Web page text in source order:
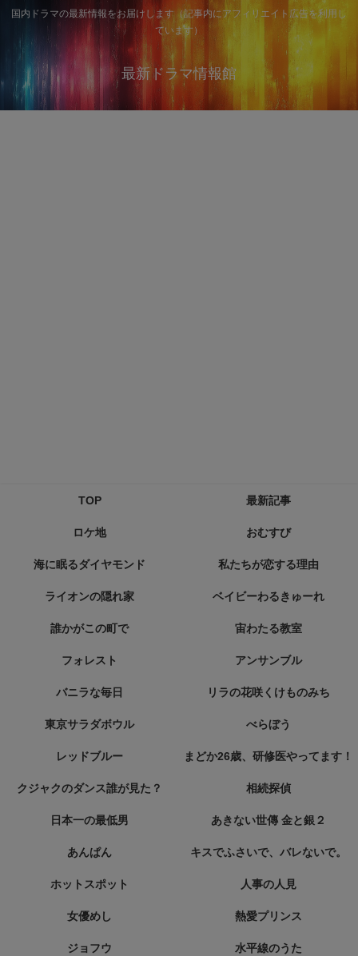
国内ドラマの最新情報をお届けします（記事内にアフィリエイト広告を利用し
ています）
最新ドラマ情報館
TOP 最新記事
ロケ地 おむすび
海に眠るダイヤモンド 私たちが恋する理由
ライオンの隠れ家 ベイビーわるきゅーれ
誰かがこの町で 宙わたる教室
フォレスト アンサンブル
バニラな毎日 リラの花咲くけものみち
東京サラダボウル べらぼう
レッドブルー まどか26歳、研修医やってます！
クジャクのダンス誰が見た？ 相続探偵
日本一の最低男 あきない世傳 金と銀２
あんぱん キスでふさいで、バレないで。
ホットスポット 人事の人見
女優めし 熱愛プリンス
ジョフウ 水平線のうた